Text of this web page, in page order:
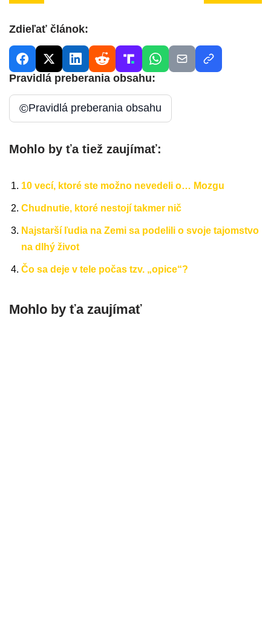
Zdieľať článok:
Pravidlá preberania obsahu:
©Pravidlá preberania obsahu
Mohlo by ťa tiež zaujímať:
10 vecí, ktoré ste možno nevedeli o… Mozgu
Chudnutie, ktoré nestojí takmer nič
Najstarší ľudia na Zemi sa podelili o svoje tajomstvo
na dlhý život
Čo sa deje v tele počas tzv. „opice“?
Mohlo by ťa zaujímať